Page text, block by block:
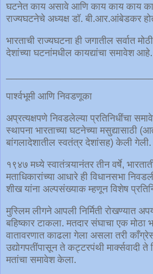
घटनेत काय असावे आणि काय काय काय
राज्यघटनेचे अध्यक्ष डॉ. बी.आर.आंबेडकर
भारताची राज्यघटना ही जगातील सर्वात
देशांच्या घटनांमधील कायद्यांचा समावेश आहे.
पार्श्वभूमी आणि निवडणूका
अप्रत्यक्षपणे निवडलेल्या प्रतिनिधींचा
स्थापना भारताच्या घटनेच्या मसुद्यासाठी
बांगलादेशातील स्वतंत्र देशांसह) केली गेली.
१९४७ मध्ये स्वातंत्र्यानंतर तीन वर्षे,
मताधिकारांच्या आधारे ही विधानसभा
शीख यांना अल्पसंख्याक म्हणून विशेष
मुस्लिम लीगने आपली निर्मिती रोखण्यात
बहिष्कार टाकला. मतदार संघाचा एक मोठा
वातावरणात काढला गेला असला तरी काँग्रेस
उद्योगपतींपासून ते कट्टरपंथी मार्क्सवादी
मतांचा समावेश केला.